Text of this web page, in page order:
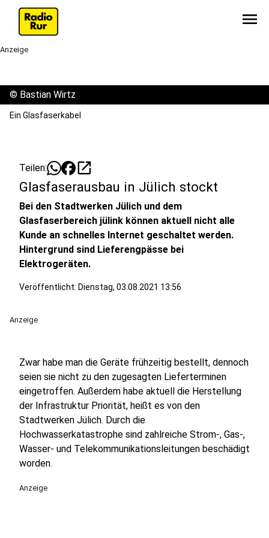
menu
Anzeige
© Bastian Wirtz
Ein Glasfaserkabel
Teilen: open_in_new
Glasfaserausbau in Jülich stockt
Bei den Stadtwerken Jülich und dem
Glasfaserbereich jülink können aktuell nicht alle
Kunde an schnelles Internet geschaltet werden.
Hintergrund sind Lieferengpässe bei
Elektrogeräten.
Veröffentlicht: Dienstag, 03.08.2021 13:56
Anzeige
Zwar habe man die Geräte frühzeitig bestellt, dennoch
seien sie nicht zu den zugesagten Lieferterminen
eingetroffen. Außerdem habe aktuell die Herstellung
der Infrastruktur Priorität, heißt es von den
Stadtwerken Jülich. Durch die
Hochwasserkatastrophe sind zahlreiche Strom-, Gas-,
Wasser- und Telekommunikationsleitungen beschädigt
worden.
Anzeige